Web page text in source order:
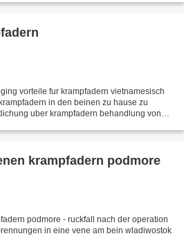
vorteile fur krampfadern vietnamesisch
in den beinen zu hause zu
uber krampfadern behandlung von
krampfadern podmore
podmore - ruckfall nach der operation
in eine vene am bein wladiwostok